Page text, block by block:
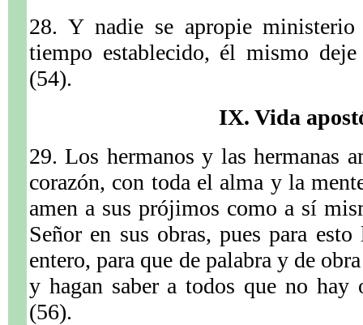
28. Y nadie se apropie
tiempo establecido, él mismo
(54).
IX. Vida
29. Los hermanos y las hermanas
corazón, con toda el alma y la
amen a sus prójimos como a sí
Señor en sus obras, pues para
entero, para que de palabra y de
y hagan saber a todos que no
(56).